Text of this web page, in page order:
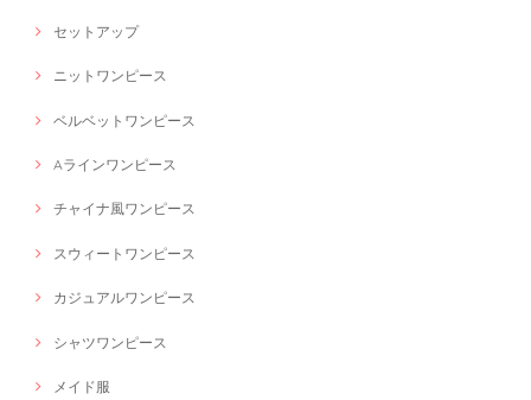
セットアップ
ニットワンピース
ベルベットワンピース
Aラインワンピース
チャイナ風ワンピース
スウィートワンピース
カジュアルワンピース
シャツワンピース
メイド服